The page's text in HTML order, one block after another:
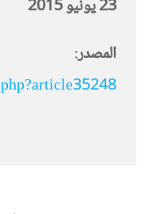
23 يونيو 2015
المصدر